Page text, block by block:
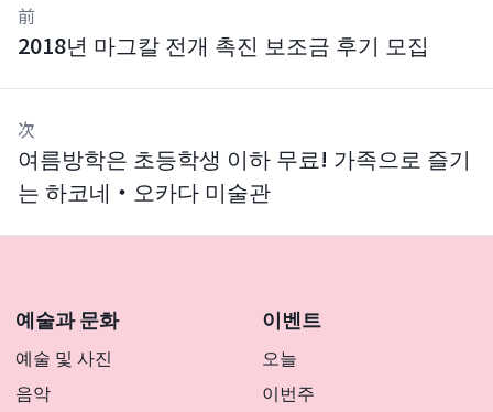
前
2018년 마그칼 전개 촉진 보조금 후기 모집
次
여름방학은 초등학생 이하 무료! 가족으로 즐기
는 하코네・오카다 미술관
예술과 문화
예술 및 사진
음악
이벤트
오늘
이번주